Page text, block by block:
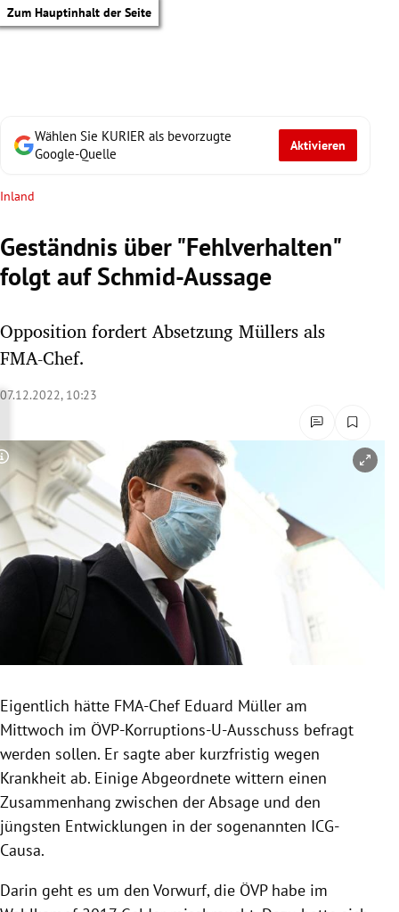
Zum Hauptinhalt der Seite
Untermenü
Untermenü
Untermenü
Untermenü
Untermenü
Untermenü
Untermenü
Wählen Sie KURIER als bevorzugte
Google-Quelle
Aktivieren
Inland
Geständnis über "Fehlverhalten"
folgt auf Schmid-Aussage
Opposition fordert Absetzung Müllers als
FMA-Chef.
07.12.2022, 10:23
Copyright-Hinweis öffnen/schließen
Eigentlich hätte FMA-Chef Eduard Müller am
Mittwoch im ÖVP-Korruptions-U-Ausschuss befragt
werden sollen. Er sagte aber kurzfristig wegen
Krankheit ab. Einige Abgeordnete wittern einen
Zusammenhang zwischen der Absage und den
jüngsten Entwicklungen in der sogenannten ICG-
Causa.
Darin geht es um den Vorwurf, die ÖVP habe im